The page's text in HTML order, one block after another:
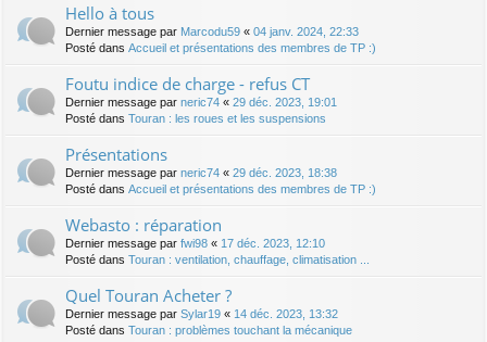
Hello à tous
Dernier message par Marcodu59 « 04 janv. 2024, 22:33
Posté dans Accueil et présentations des membres de TP :)
Foutu indice de charge - refus CT
Dernier message par neric74 « 29 déc. 2023, 19:01
Posté dans Touran : les roues et les suspensions
Présentations
Dernier message par neric74 « 29 déc. 2023, 18:38
Posté dans Accueil et présentations des membres de TP :)
Webasto : réparation
Dernier message par fwi98 « 17 déc. 2023, 12:10
Posté dans Touran : ventilation, chauffage, climatisation ...
Quel Touran Acheter ?
Dernier message par Sylar19 « 14 déc. 2023, 13:32
Posté dans Touran : problèmes touchant la mécanique